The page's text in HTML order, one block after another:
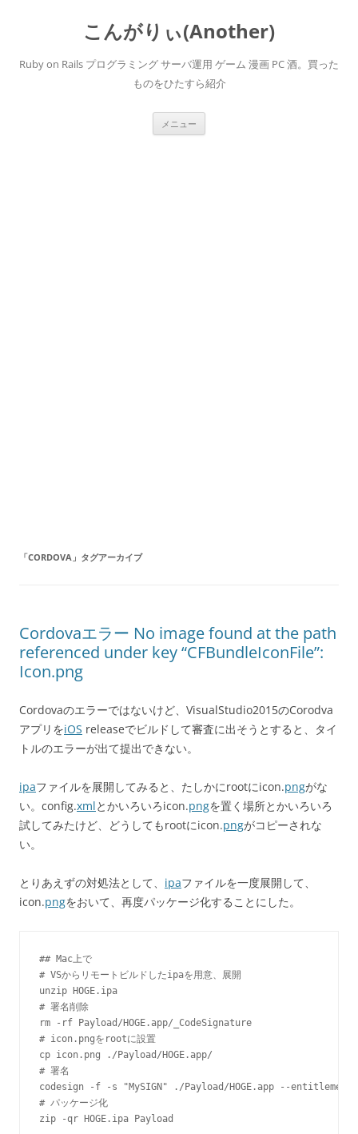
こんがりぃ(Another)
Ruby on Rails プログラミング サーバ運用 ゲーム 漫画 PC 酒。買った
ものをひたすら紹介
メニュー
「CORDOVA 」タグアーカイブ
Cordovaエラー No image found at the path
referenced under key “CFBundleIconFile”:
Icon.png
Cordovaのエラーではないけど、VisualStudio2015のCorodva
アプリをiOS releaseでビルドして審査に出そうとすると、タイ
トルのエラーが出て提出できない。
ipaファイルを展開してみると、たしかにrootにicon.pngがな
い。config.xmlとかいろいろicon.pngを置く場所とかいろいろ
試してみたけど、どうしてもrootにicon.pngがコピーされな
い。
とりあえずの対処法として、 ipaファイルを一度展開して、
icon.pngをおいて、再度パッケージ化することにした。
## Mac上で
# VSからリモートビルドしたipaを用意、展開
unzip HOGE.ipa
# 署名削除
rm -rf Payload/HOGE.app/_CodeSignature
# icon.pngをrootに設置
cp icon.png ./Payload/HOGE.app/
# 署名
codesign -f -s "MySIGN" ./Payload/HOGE.app --
# パッケージ化
zip -qr HOGE.ipa Payload